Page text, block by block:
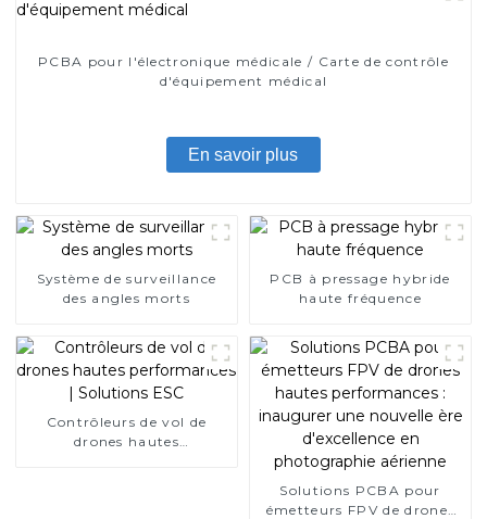
PCBA pour l'électronique médicale / Carte de contrôle
d'équipement médical
En savoir plus
Système de surveillance
des angles morts
PCB à pressage hybride
haute fréquence
Contrôleurs de vol de
drones hautes
Solutions PCBA pour
émetteurs FPV de drones